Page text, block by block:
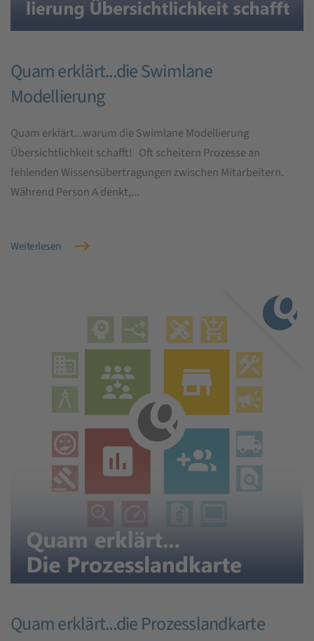
Quam erklärt...die Swimlane
Modellierung
Quam erklärt...warum die Swimlane Modellierung
Übersichtlichkeit schafft! Oft scheitern Prozesse an
fehlenden Wissensübertragungen zwischen Mitarbeitern.
Während Person A denkt,...
Weiterlesen
Quam erklärt...die Prozesslandkarte